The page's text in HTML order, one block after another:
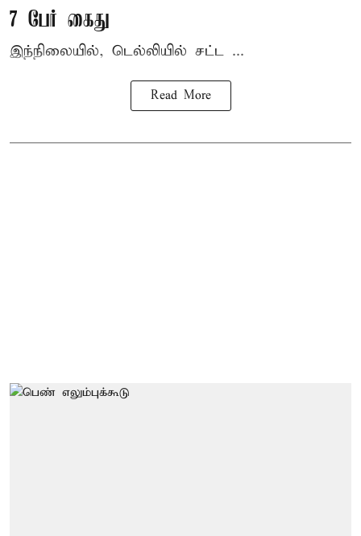
7 பேர் கைது
இந்நிலையில், டெல்லியில் சட்ட ...
Read More